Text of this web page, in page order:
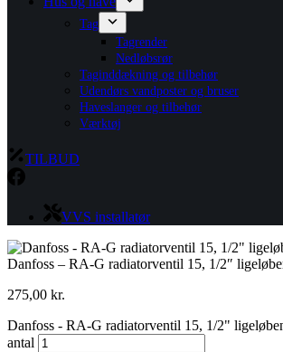
Tag
Tagrender
Nedløbsrør
Taginddækning og tilbehør
Udendørs vandposter og bruser
Haveslanger og tilbehør
Værktøj
TILBUD
VVS installatør
Danfoss – RA-G radiatorventil 15, 1/2″
275,00 kr.
Danfoss - RA-G radiatorventil 15, 1/2"
antal